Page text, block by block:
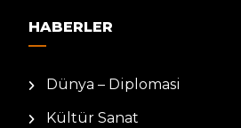
HABERLER
Dünya – Diplomasi
Kültür Sanat